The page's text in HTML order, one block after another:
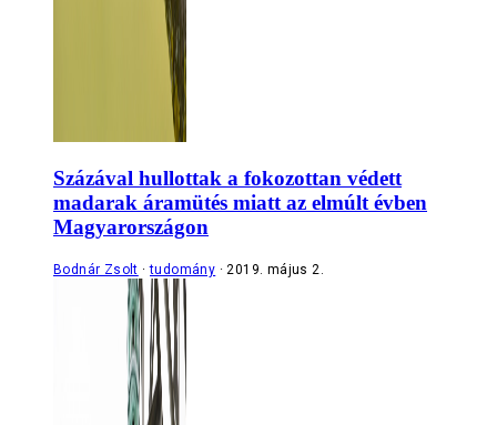
Százával hullottak a fokozottan védett
madarak áramütés miatt az elmúlt évben
Magyarországon
Bodnár Zsolt tudomány 2019. május 2.